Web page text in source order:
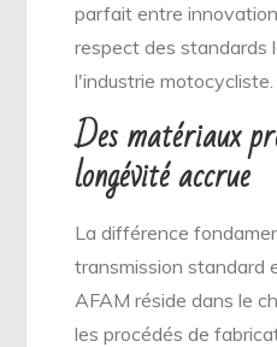
parfait entre
respect des standards
l'industrie motocycliste.
Des matériaux
longévité accrue
La différence
transmission standard
AFAM réside dans le
les procédés de